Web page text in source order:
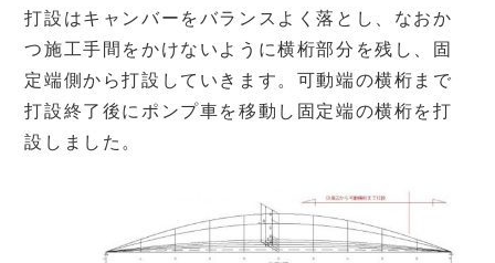
打設はキャンバーをバランスよく落とし、なおか
つ施工手間をかけないように横桁部分を残し、固
定端側から打設していきます。可動端の横桁まで
打設終了後にポンプ車を移動し固定端の横桁を打
設しました。